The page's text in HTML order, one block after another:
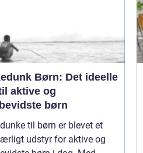
Børn: Det ideelle
aktive og
børn
til børn er blevet et
udstyr for aktive og